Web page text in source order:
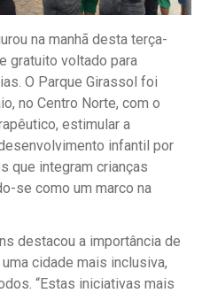
na manhã desta terça-
gratuito voltado para
O Parque Girassol foi
no Centro Norte, com o
estimular a
infantil por
que integram crianças
se como um marco na
destacou a importância de
cidade mais inclusiva,
“Estas iniciativas mais